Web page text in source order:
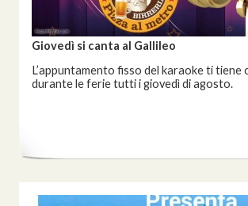
Giovedì si canta al Gallileo
L’appuntamento fisso del karaoke ti tiene
durante le ferie tutti i giovedì di agosto.